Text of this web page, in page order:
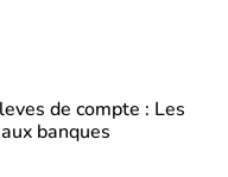
de compte : Les
banques